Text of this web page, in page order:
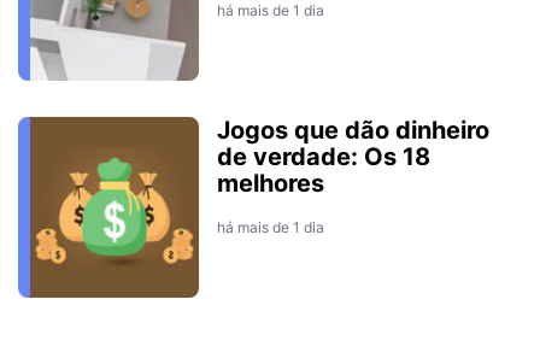
há mais de 1 dia
Jogos que dão dinheiro
de verdade: Os 18
melhores
há mais de 1 dia